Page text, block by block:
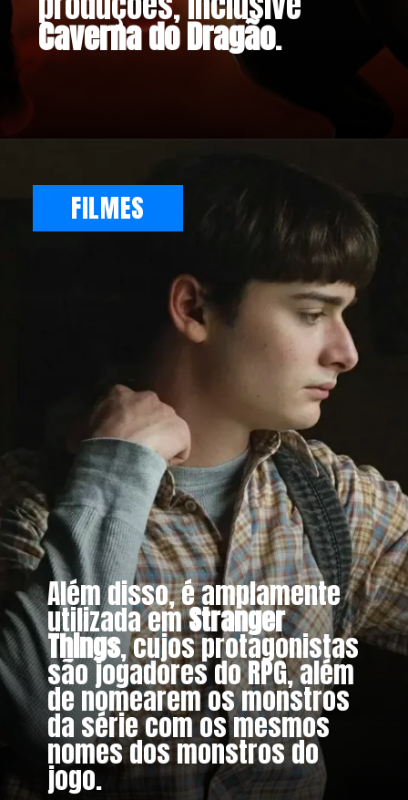
Caverna do Dragão.
Além disso, é amplamente
utilizada emStranger
Things, cujos protagonistas
são jogadores do RPG, além
de nomearem os monstros
da série com os mesmos
nomes dos monstros do
jogo.
FILMES